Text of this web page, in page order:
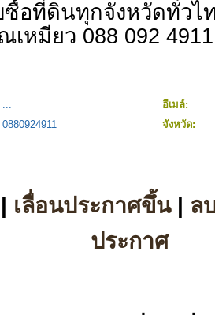
ซื้อที่ดินทุกจังหวัดทั่วไ
หมียว 088 092 4911
...
อีเมล์:
0880924911 จังหวัด:
เลื่อนประกาศขึ้น| ล
ประกาศ